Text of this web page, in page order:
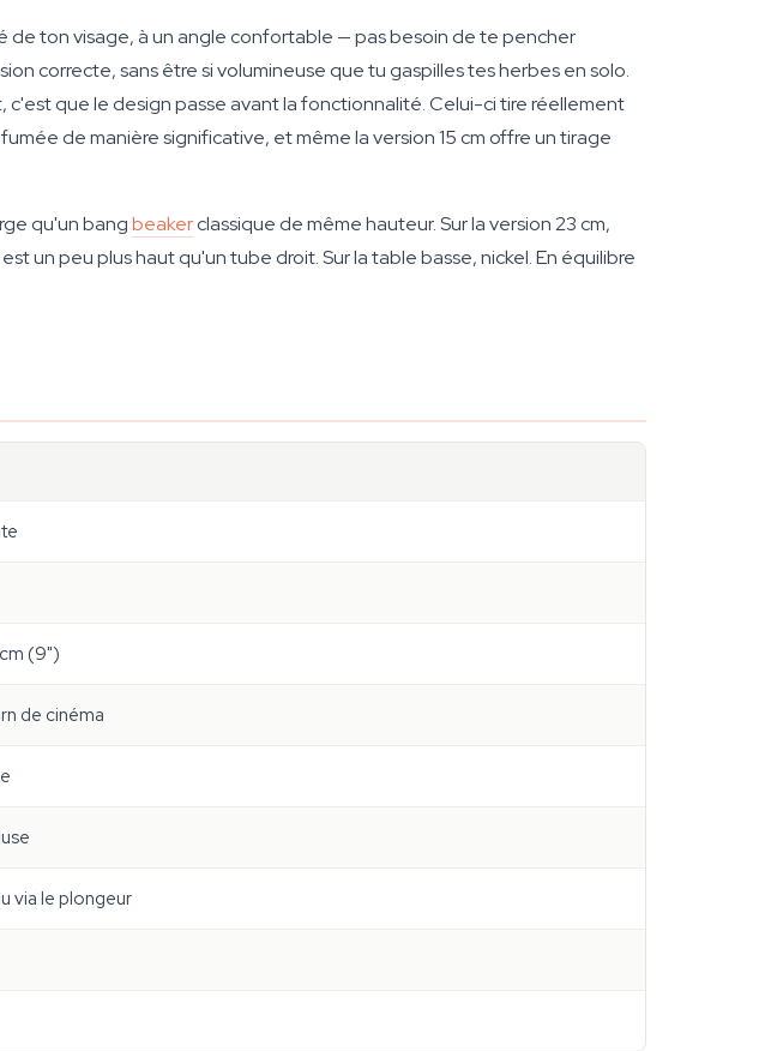
de ton visage, à un angle confortable — pas besoin de te pencher
correcte, sans être si volumineuse que tu gaspilles tes herbes en solo.
que le design passe avant la fonctionnalité. Celui-ci tire réellement
de manière significative, et même la version 15 cm offre un tirage
qu'un bangbeakerclassique de même hauteur. Sur la version 23 cm,
un peu plus haut qu'un tube droit. Sur la table basse, nickel. En équilibre
(9")
de cinéma
via le plongeur